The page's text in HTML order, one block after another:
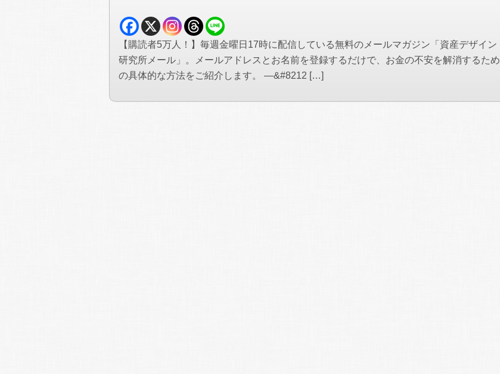
【購読者5万人！】毎週金曜日17時に配信している無料のメールマガジン「資産デザイン
研究所メール」。メールアドレスとお名前を登録するだけで、お金の不安を解消するため
の具体的な方法をご紹介します。 —&#8212 […]